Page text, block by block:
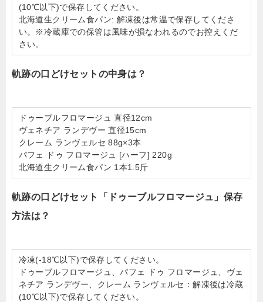
(10℃以下)で保存してください。
北海道生クリーム食パン: 解凍後は常温で保存してくださ
い。※冷蔵庫での保管は風味が損なわれるのでお控えくだ
さい。
軌跡の口どけセットの中身は？
ドゥーブルフロマージュ 直径12cm
ヴェネチア ランデヴー 直径15cm
クレーム ランヴェルセ 88g×3本
パフェ ドゥ フロマージュ [ハーフ] 220g
北海道生クリーム食パン 1本1.5斤
軌跡の口どけセット「ドゥーブルフロマージュ」保存
方法は？
冷凍(-18℃以下)で保存してください。
ドゥーブルフロマージュ、パフェ ドゥ フロマージュ、ヴェ
ネチア ランデヴー、クレーム ランヴェルセ：解凍後は冷蔵
(10℃以下)で保存してください。